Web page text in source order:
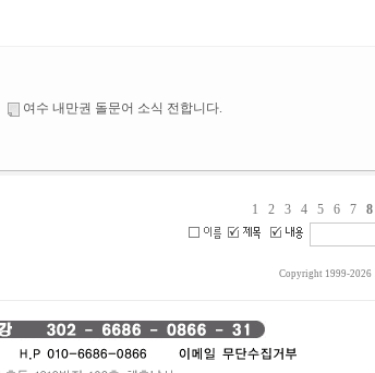
여수 내만권 돌문어 소식 전합니다.
1
2 3 4 5 6 7 8
Copyright 1999-2026